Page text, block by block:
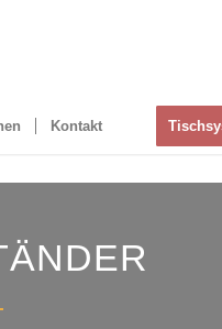
Kontakt